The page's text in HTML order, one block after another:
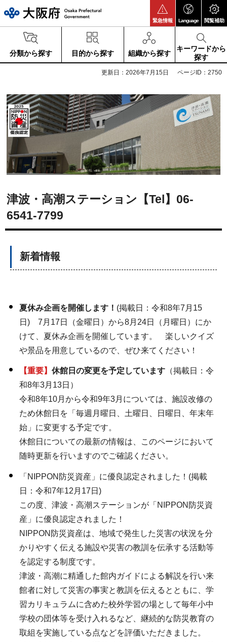
緊急情報 Language 閲覧補助
分類から探す 目的から探す 組織から探す
キーワードから
探す
更新日：2026年7月15日 ページID：2750
津波・高潮ステーション【Tel】06-
6541-7799
新着情報
夏休み企画を開催します！ (掲載日：令和8年7月15
日) 7月17日（金曜日）から8月24日（月曜日）にか
けて、夏休み企画を開催しています。 楽しいクイズ
や景品を用意しているので、ぜひ来てください！
【重要】 休館日の変更を予定しています （掲載日：令
和8年3月13日）
令和8年10月から令和9年3月については、施設改修の
ため休館日を「毎週月曜日、土曜日、日曜日、年末年
始」に変更する予定です。
休館日についての最新の情報は、このページにおいて
随時更新を行いますのでご確認ください。
「NIPPON防災資産」に優良認定されました！(掲載
日：令和7年12月17日)
この度、津波・高潮ステーションが「NIPPON防災資
産」に優良認定されました！
NIPPON防災資産は、地域で発生した災害の状況を分
かりやすく伝える施設や災害の教訓を伝承する活動等
を認定する制度です。
津波・高潮に精通した館内ガイドによる解説を行い来
館者に対して災害の事実と教訓を伝えるとともに、学
習カリキュラムに含めた校外学習の場として毎年小中
学校の団体等を受け入れるなど、継続的な防災教育の
取組を実施している点などを評価いただきました。